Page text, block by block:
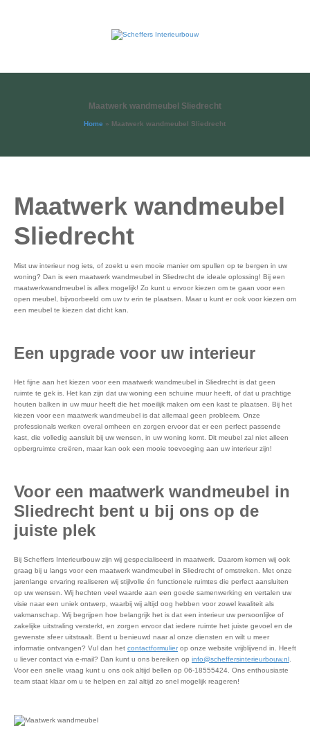
Maatwerk wandmeubel Sliedrecht
Home » Maatwerk wandmeubel Sliedrecht
Maatwerk wandmeubel
Sliedrecht
Mist uw interieur nog iets, of zoekt u een mooie manier om spullen op te bergen in uw
woning? Dan is een maatwerk wandmeubel in Sliedrecht de ideale oplossing! Bij een
maatwerkwandmeubel is alles mogelijk! Zo kunt u ervoor kiezen om te gaan voor een
open meubel, bijvoorbeeld om uw tv erin te plaatsen. Maar u kunt er ook voor kiezen om
een meubel te kiezen dat dicht kan.
Een upgrade voor uw interieur
Het fijne aan het kiezen voor een maatwerk wandmeubel in Sliedrecht is dat geen
ruimte te gek is. Het kan zijn dat uw woning een schuine muur heeft, of dat u prachtige
houten balken in uw muur heeft die het moeilijk maken om een kast te plaatsen. Bij het
kiezen voor een maatwerk wandmeubel is dat allemaal geen probleem. Onze
professionals werken overal omheen en zorgen ervoor dat er een perfect passende
kast, die volledig aansluit bij uw wensen, in uw woning komt. Dit meubel zal niet alleen
opbergruimte creëren, maar kan ook een mooie toevoeging aan uw interieur zijn!
Voor een maatwerk wandmeubel in
Sliedrecht bent u bij ons op de
juiste plek
Bij Scheffers Interieurbouw zijn wij gespecialiseerd in maatwerk. Daarom komen wij ook
graag bij u langs voor een maatwerk wandmeubel in Sliedrecht of omstreken. Met onze
jarenlange ervaring realiseren wij stijlvolle én functionele ruimtes die perfect aansluiten
op uw wensen. Wij hechten veel waarde aan een goede samenwerking en vertalen uw
visie naar een uniek ontwerp, waarbij wij altijd oog hebben voor zowel kwaliteit als
vakmanschap. Wij begrijpen hoe belangrijk het is dat een interieur uw persoonlijke of
zakelijke uitstraling versterkt, en zorgen ervoor dat iedere ruimte het juiste gevoel en de
gewenste sfeer uitstraalt. Bent u benieuwd naar al onze diensten en wilt u meer
informatie ontvangen? Vul dan het contactformulierop onze website vrijblijvend in. Heeft
u liever contact via e-mail? Dan kunt u ons bereiken op info@scheffersinterieurbouw.nl
Voor een snelle vraag kunt u ons ook altijd bellen op 06-18555424. Ons enthousiaste
team staat klaar om u te helpen en zal altijd zo snel mogelijk reageren!